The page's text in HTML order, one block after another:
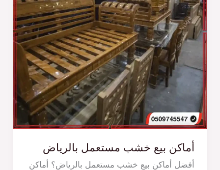
أماكن بيع خشب مستعمل بالرياض
أفضل أماكن بيع خشب مستعمل بالرياض؟ أماكن